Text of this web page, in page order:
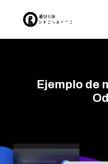
Ejemplo de